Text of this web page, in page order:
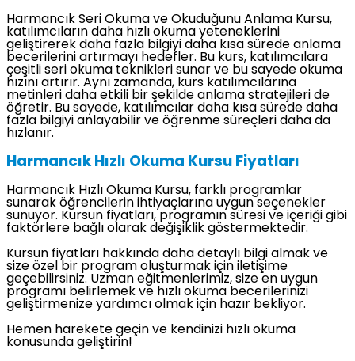
Harmancık Seri Okuma ve Okuduğunu Anlama Kursu,
katılımcıların daha hızlı okuma yeteneklerini
geliştirerek daha fazla bilgiyi daha kısa sürede anlama
becerilerini artırmayı hedefler. Bu kurs, katılımcılara
çeşitli seri okuma teknikleri sunar ve bu sayede okuma
hızını artırır. Aynı zamanda, kurs katılımcılarına
metinleri daha etkili bir şekilde anlama stratejileri de
öğretir. Bu sayede, katılımcılar daha kısa sürede daha
fazla bilgiyi anlayabilir ve öğrenme süreçleri daha da
hızlanır.
Harmancık Hızlı Okuma Kursu Fiyatları
Harmancık Hızlı Okuma Kursu, farklı programlar
sunarak öğrencilerin ihtiyaçlarına uygun seçenekler
sunuyor. Kursun fiyatları, programın süresi ve içeriği gibi
faktörlere bağlı olarak değişiklik göstermektedir.
Kursun fiyatları hakkında daha detaylı bilgi almak ve
size özel bir program oluşturmak için iletişime
geçebilirsiniz. Uzman eğitmenlerimiz, size en uygun
programı belirlemek ve hızlı okuma becerilerinizi
geliştirmenize yardımcı olmak için hazır bekliyor.
Hemen harekete geçin ve kendinizi hızlı okuma
konusunda geliştirin!